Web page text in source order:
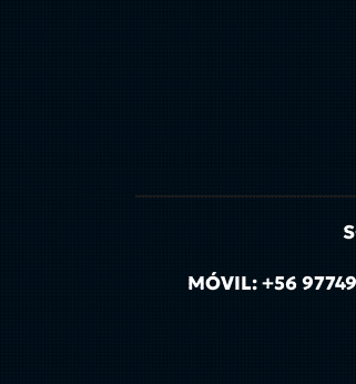
MÓVIL: +56